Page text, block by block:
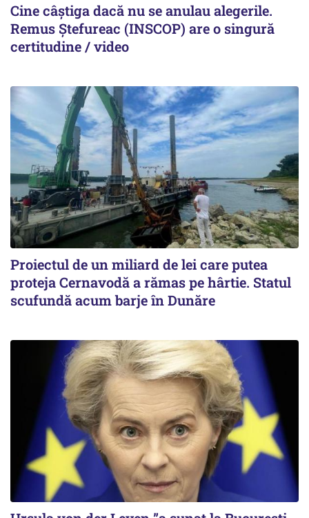
Cine câștiga dacă nu se anulau alegerile.
Remus Ștefureac (INSCOP) are o singură
certitudine / video
Proiectul de un miliard de lei care putea
proteja Cernavodă a rămas pe hârtie. Statul
scufundă acum barje în Dunăre